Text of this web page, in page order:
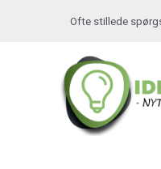
Ofte stillede